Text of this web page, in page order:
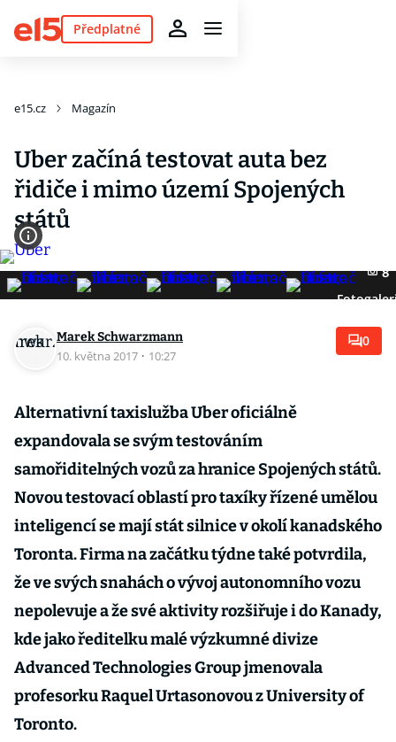
Předplatné
e15.cz Magazín
Uber začíná testovat auta bez
řidiče i mimo území Spojených
států
8
Marek Schwarzmann
10. května 2017 · 10:27
0
Alternativní taxislužba Uber oficiálně
expandovala se svým testováním
samořiditelných vozů za hranice Spojených států.
Novou testovací oblastí pro taxíky řízené umělou
inteligencí se mají stát silnice v okolí kanadského
Toronta. Firma na začátku týdne také potvrdila,
že ve svých snahách o vývoj autonomního vozu
nepolevuje a že své aktivity rozšiřuje i do Kanady,
kde jako ředitelku malé výzkumné divize
Advanced Technologies Group jmenovala
profesorku Raquel Urtasonovou z University of
Toronto.